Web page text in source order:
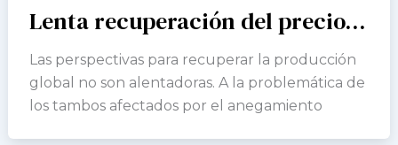
Lenta recuperación del precio…
Las perspectivas para recuperar la producción
global no son alentadoras. A la problemática de
los tambos afectados por el anegamiento